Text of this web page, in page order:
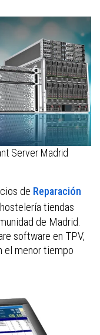
Server Madrid
de Reparación
tiendas
de Madrid.
software en TPV,
el menor tiempo